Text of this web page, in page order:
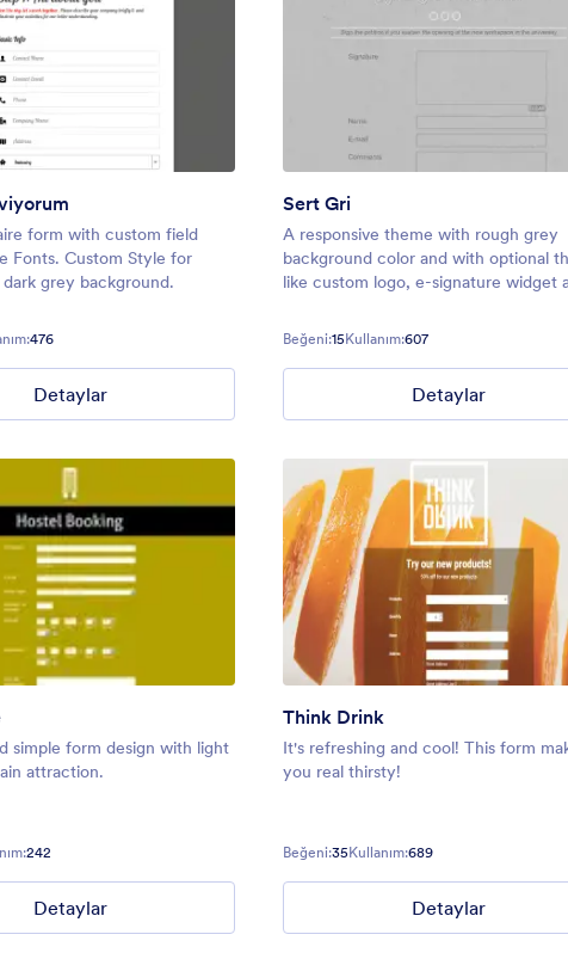
form with custom field
Fonts. Custom Style for
grey background.
476
Detaylar
Sert Gri
A responsive theme with rough grey
background color and with optional
like custom logo, e-signature widget
Beğeni:15Kullanım:607
Detaylar
simple form design with light
attraction.
242
Detaylar
Think Drink
It's refreshing and cool! This form
you real thirsty!
Beğeni:35Kullanım:689
Detaylar